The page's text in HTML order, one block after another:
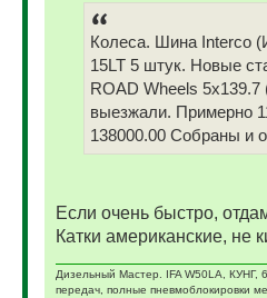
Колеса. Шина Interco
15LT 5 штук. Новые
ROAD Wheels
выезжали. Примерно
138000.00 Собраны и
Если очень быстро,
Катки американские, не
Дизельный Мастер. IFA W50LA, КУНГ,
передач, полные пневмоблокировки